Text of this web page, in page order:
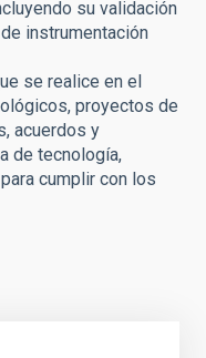
su validación
instrumentación
se realice en el
proyectos de
acuerdos y
de tecnología,
cumplir con los